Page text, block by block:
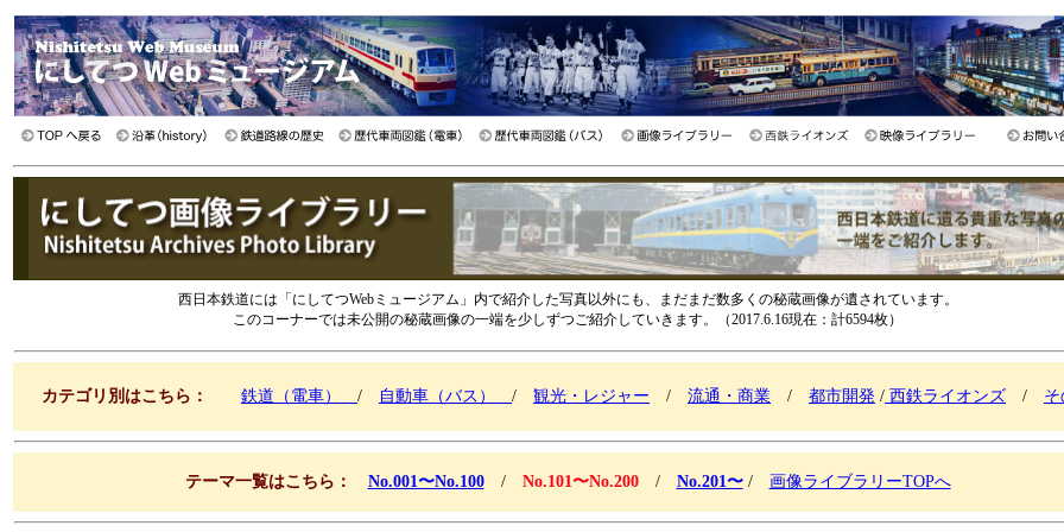
西日本鉄道には「にしてつWebミュージアム」内で紹介した写真以外にも、まだまだ数多くの秘蔵画像が遺されています。
このコーナーでは未公開の秘蔵画像の一端を少しずつご紹介していきます。（2017.6.16現在：計6594枚）
カテゴリ別はこちら： 鉄道（電車） / 自動車（バス） / 観光・レジャー / 流通・商業 / 都市開発 / 西鉄ライオンズ /
テーマ一覧はこちら： No.001〜No.100/ No.101〜No.200/ No.201〜/ 画像ライブラリーTOPへ